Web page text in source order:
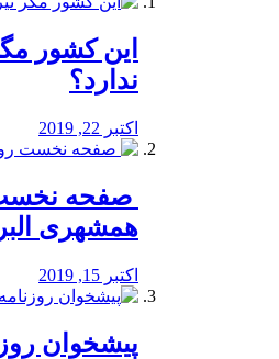
این کشور
ندارد؟
اکتبر 22, 2019
صفحه
همشهری
اکتبر 15, 2019
پیشخوان